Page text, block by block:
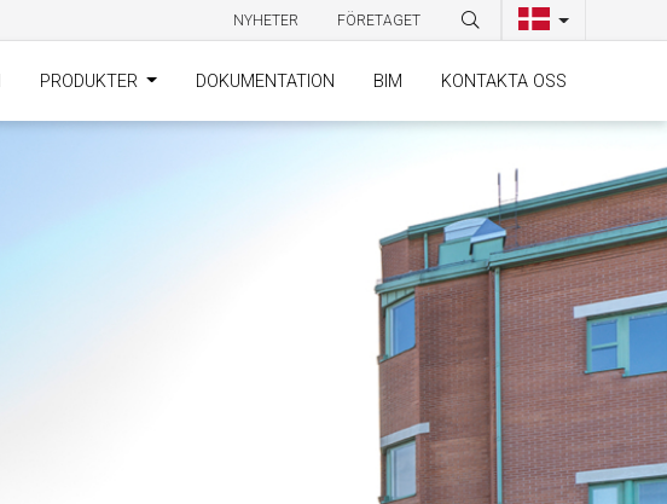
NYHETER FÖRETAGET
PRODUKTER DOKUMENTATION BIM KONTAKTA OSS